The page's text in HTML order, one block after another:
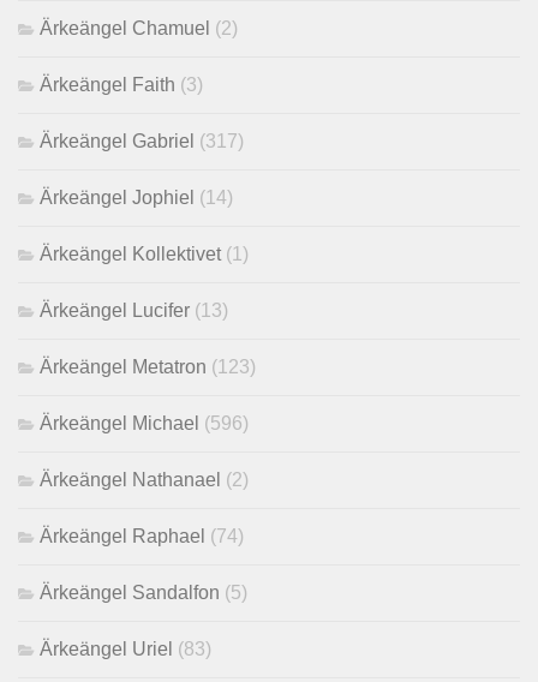
Ärkeängel Chamuel (2)
Ärkeängel Faith (3)
Ärkeängel Gabriel (317)
Ärkeängel Jophiel (14)
Ärkeängel Kollektivet (1)
Ärkeängel Lucifer (13)
Ärkeängel Metatron (123)
Ärkeängel Michael (596)
Ärkeängel Nathanael (2)
Ärkeängel Raphael (74)
Ärkeängel Sandalfon (5)
Ärkeängel Uriel (83)